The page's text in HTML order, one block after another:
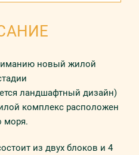
новый жилой
ландшафтный дизайн)
комплекс расположен
моря.
из двух блоков и 4